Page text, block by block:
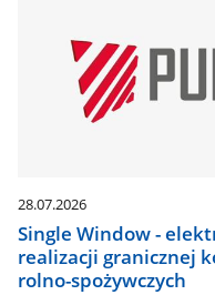
28.07.2026
Single Window -
realizacji granicznej
rolno-spożywczych